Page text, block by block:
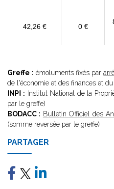
42,26 € 0 €
Greffe : émoluments fixés par
de l'économie et des finances et
INPI : Institut National de la
par le greffe)
BODACC : Bulletin Officiel des
(somme reversée par le greffe)
PARTAGER